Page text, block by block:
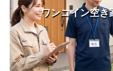
ワンコイン空き